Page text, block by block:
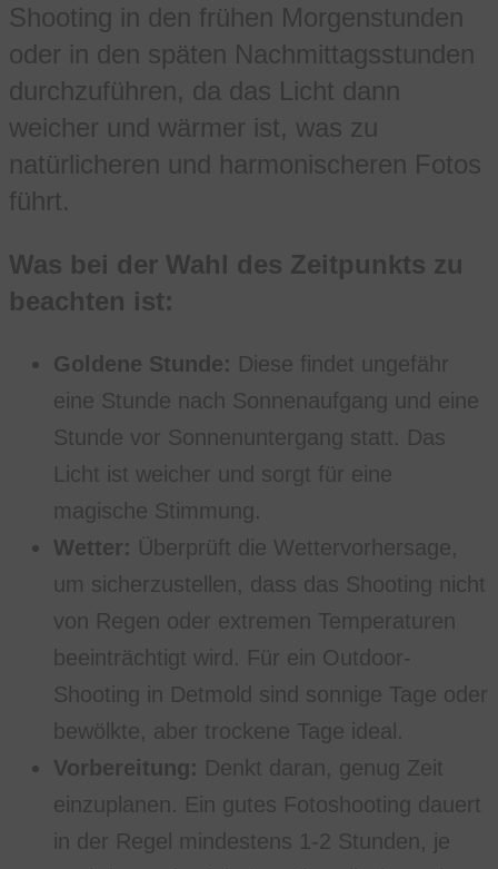
Shooting in den frühen Morgenstunden
oder in den späten Nachmittagsstunden
durchzuführen, da das Licht dann
weicher und wärmer ist, was zu
natürlicheren und harmonischeren Fotos
führt.
Was bei der Wahl des Zeitpunkts zu
beachten ist:
Goldene Stunde: Diese findet ungefähr
eine Stunde nach Sonnenaufgang und eine
Stunde vor Sonnenuntergang statt. Das
Licht ist weicher und sorgt für eine
magische Stimmung.
Wetter: Überprüft die Wettervorhersage,
um sicherzustellen, dass das Shooting nicht
von Regen oder extremen Temperaturen
beeinträchtigt wird. Für ein Outdoor-
Shooting in Detmold sind sonnige Tage oder
bewölkte, aber trockene Tage ideal.
Vorbereitung: Denkt daran, genug Zeit
einzuplanen. Ein gutes Fotoshooting dauert
in der Regel mindestens 1-2 Stunden, je